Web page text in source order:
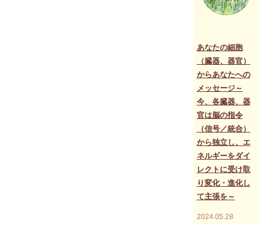
で
の
ン
で
訪
る
ア
ン
コ
ー
ル
ッ
ト
の
ネ
あなたの細胞
（臓器、器官）
からあなたへの
メッセージ～
今、各臓器、器
官は脳の指令
（信号／統合）
から独立し、エ
ネルギーをダイ
レクトに受け取
り変化・進化し
て主張を～
2024.05.28